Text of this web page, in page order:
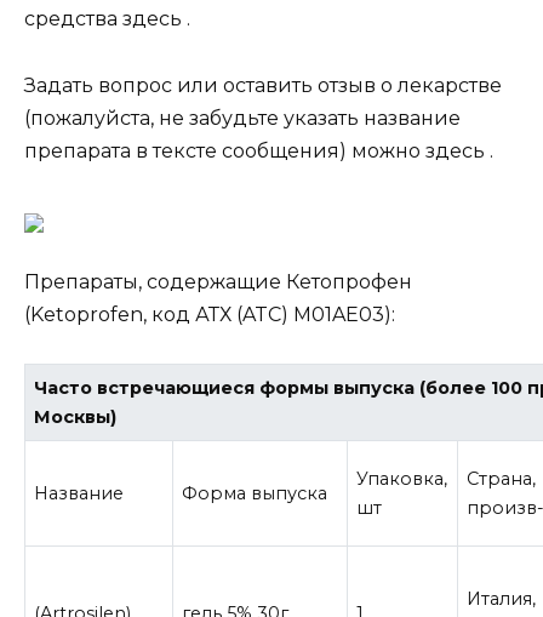
средства здесь .
Задать вопрос или оставить отзыв о лекарстве
(пожалуйста, не забудьте указать название
препарата в тексте сообщения) можно здесь .
Препараты, содержащие Кетопрофен
(Ketoprofen, код АТХ (ATC) M01AE03):
Часто встречающиеся формы выпуска (более 100
Москвы)
Название Форма выпуска
Упаковка,
шт
Страна,
Италия,